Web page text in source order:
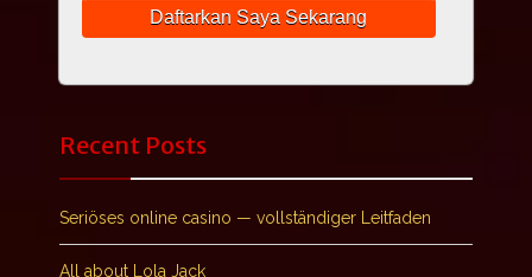
Recent Posts
Seriöses online casino — vollständiger Leitfaden
All about Lola Jack